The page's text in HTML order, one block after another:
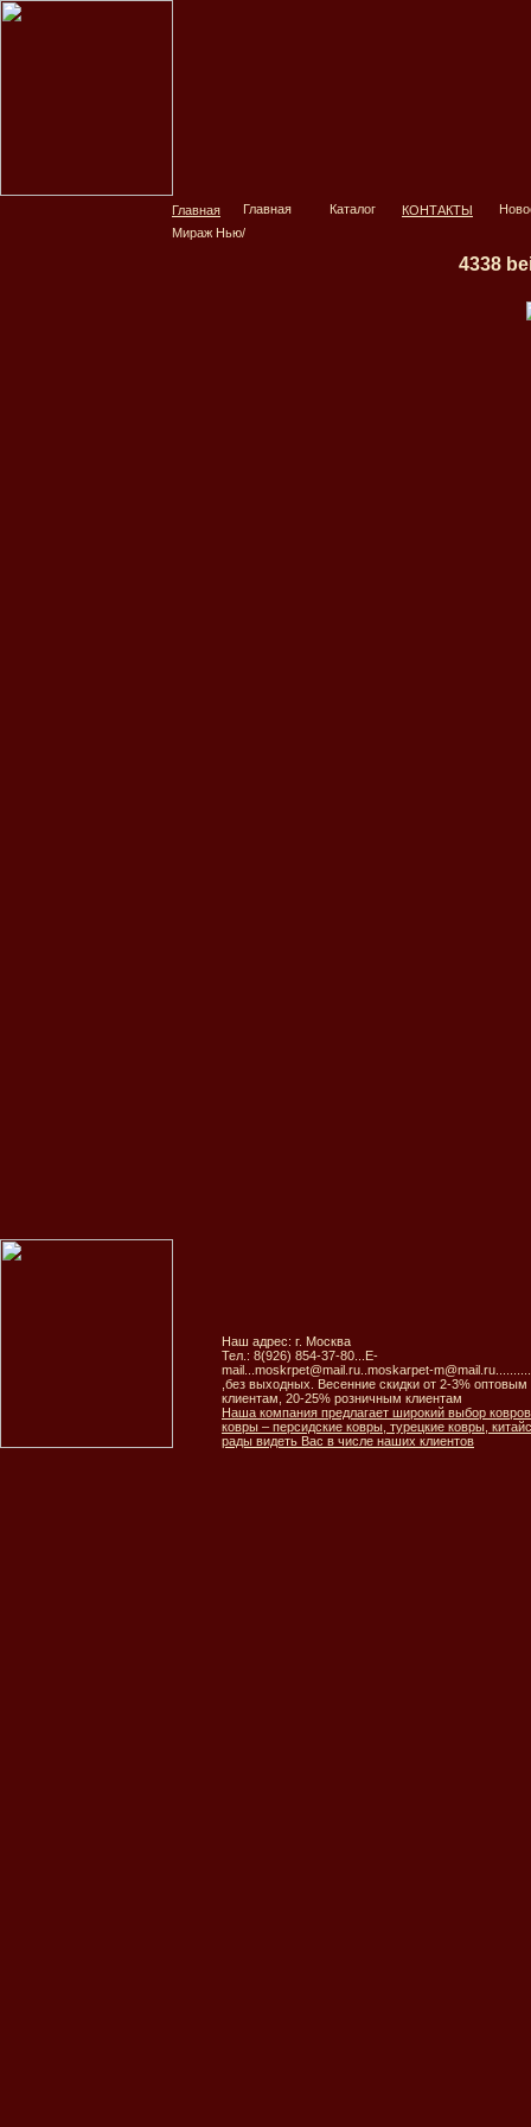
Главная
КОНТАКТЫ
Мираж Нью/
4338
Наш адрес: г. Москва
Тел.: 8(926) 854-37-80...E-
mail...moskrpet@mail.ru..moskarpet-
,без выходных. Весенние скидки от 2-3% оптовым
клиентам, 20-25% розничным клиентам
Наша компания предлагает широкий выбор
ковры – персидские ковры, турецкие ковры,
рады видеть Вас в числе наших клиентов